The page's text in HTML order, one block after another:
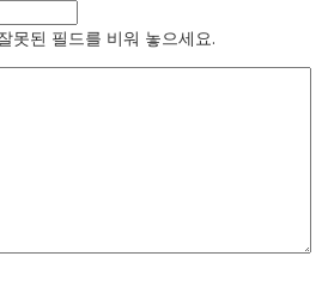
못된 필드를 비워 놓으세요.